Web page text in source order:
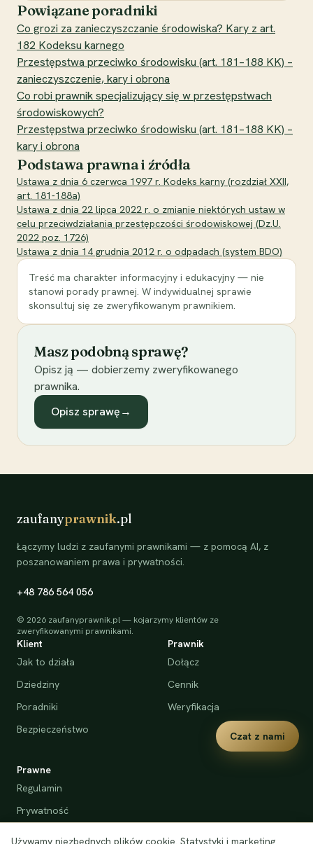
Powiązane poradniki
Co grozi za zanieczyszczanie środowiska? Kary z art.
182 Kodeksu karnego
Przestępstwa przeciwko środowisku (art. 181–188 KK) –
zanieczyszczenie, kary i obrona
Co robi prawnik specjalizujący się w przestępstwach
środowiskowych?
Przestępstwa przeciwko środowisku (art. 181–188 KK) –
kary i obrona
Podstawa prawna i źródła
Ustawa z dnia 6 czerwca 1997 r. Kodeks karny (rozdział XXII,
art. 181-188a)
Ustawa z dnia 22 lipca 2022 r. o zmianie niektórych ustaw w
celu przeciwdziałania przestępczości środowiskowej (Dz.U.
2022 poz. 1726)
Ustawa z dnia 14 grudnia 2012 r. o odpadach (system BDO)
Treść ma charakter informacyjny i edukacyjny — nie
stanowi porady prawnej. W indywidualnej sprawie
skonsultuj się ze zweryfikowanym prawnikiem.
Masz podobną sprawę?
Opisz ją — dobierzemy zweryfikowanego
prawnika.
Opisz sprawę→
zaufanyprawnik.pl
Łączymy ludzi z zaufanymi prawnikami — z pomocą AI, z
poszanowaniem prawa i prywatności.
+48 786 564 056
© 2026 zaufanyprawnik.pl — kojarzymy klientów ze
zweryfikowanymi prawnikami.
Klient
Jak to działa
Dziedziny
Poradniki
Bezpieczeństwo
Prawnik
Dołącz
Cennik
Weryfikacja
Prawne
Regulamin
Prywatność
Czat z nami
Używamy niezbędnych plików cookie. Statystyki i marketing